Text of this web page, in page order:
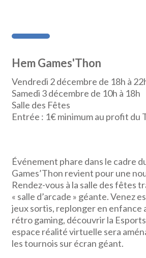
Hem Games'Thon
Vendredi 2 décembre de 18h à
Samedi 3 décembre de 10h à 18h
Salle des Fêtes
Entrée : 1€ minimum au profit du
Événement phare dans le cadre
Games’Thon revient pour une
Rendez-vous à la salle des fêtes
« salle d’arcade » géante. Venez
jeux sortis, replonger en enfance
rétro gaming, découvrir la
espace réalité virtuelle sera
les tournois sur écran géant.